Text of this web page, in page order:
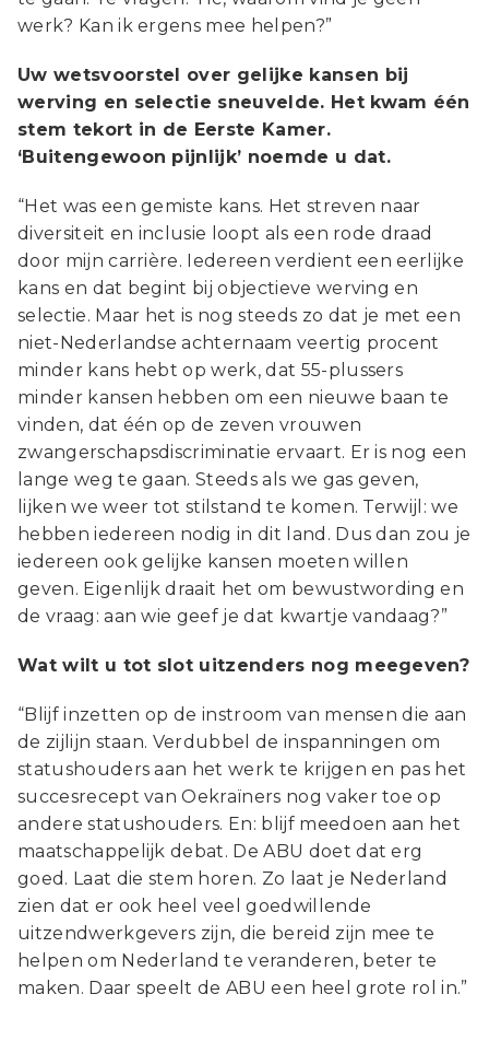
werk? Kan ik ergens mee helpen?”
Uw wetsvoorstel over gelijke kansen bij
werving en selectie sneuvelde. Het kwam één
stem tekort in de Eerste Kamer.
‘Buitengewoon pijnlijk’ noemde u dat.
“Het was een gemiste kans. Het streven naar
diversiteit en inclusie loopt als een rode draad
door mijn carrière. Iedereen verdient een eerlijke
kans en dat begint bij objectieve werving en
selectie. Maar het is nog steeds zo dat je met een
niet-Nederlandse achternaam veertig procent
minder kans hebt op werk, dat 55-plussers
minder kansen hebben om een nieuwe baan te
vinden, dat één op de zeven vrouwen
zwangerschapsdiscriminatie ervaart. Er is nog een
lange weg te gaan. Steeds als we gas geven,
lijken we weer tot stilstand te komen. Terwijl: we
hebben iedereen nodig in dit land. Dus dan zou je
iedereen ook gelijke kansen moeten willen
geven. Eigenlijk draait het om bewustwording en
de vraag: aan wie geef je dat kwartje vandaag?”
Wat wilt u tot slot uitzenders nog meegeven?
“Blijf inzetten op de instroom van mensen die aan
de zijlijn staan. Verdubbel de inspanningen om
statushouders aan het werk te krijgen en pas het
succesrecept van Oekraïners nog vaker toe op
andere statushouders. En: blijf meedoen aan het
maatschappelijk debat. De ABU doet dat erg
goed. Laat die stem horen. Zo laat je Nederland
zien dat er ook heel veel goedwillende
uitzendwerkgevers zijn, die bereid zijn mee te
helpen om Nederland te veranderen, beter te
maken. Daar speelt de ABU een heel grote rol in.”